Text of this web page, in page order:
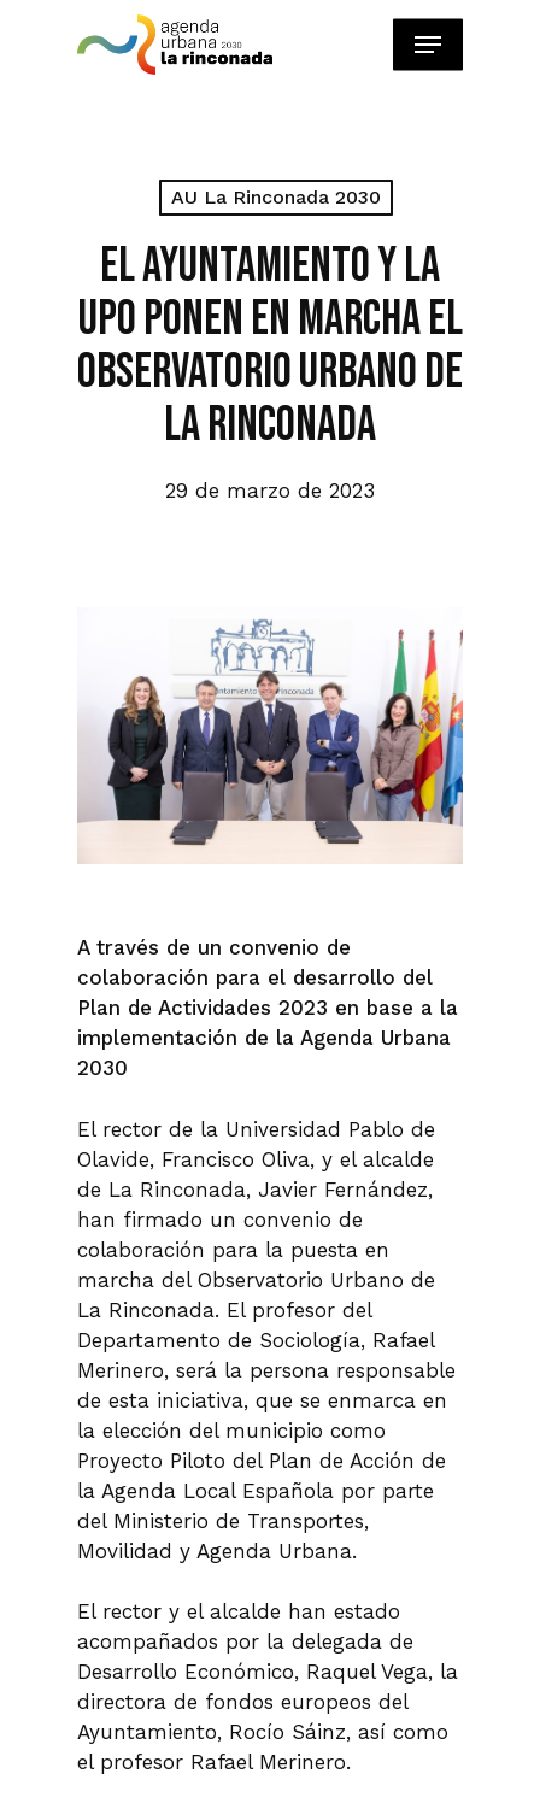
Menu
AU La Rinconada 2030
El Ayuntamiento y la
UPO ponen en marcha el
Observatorio Urbano de
La Rinconada
29 de marzo de 2023
A través de un convenio de
colaboración para el desarrollo del
Plan de Actividades 2023 en base a la
implementación de la Agenda Urbana
2030
El rector de la Universidad Pablo de
Olavide, Francisco Oliva, y el alcalde
de La Rinconada, Javier Fernández,
han firmado un convenio de
colaboración para la puesta en
marcha del Observatorio Urbano de
La Rinconada. El profesor del
Departamento de Sociología, Rafael
Merinero, será la persona responsable
de esta iniciativa, que se enmarca en
la elección del municipio como
Proyecto Piloto del Plan de Acción de
la Agenda Local Española por parte
del Ministerio de Transportes,
Movilidad y Agenda Urbana.
El rector y el alcalde han estado
acompañados por la delegada de
Desarrollo Económico, Raquel Vega, la
directora de fondos europeos del
Ayuntamiento, Rocío Sáinz, así como
el profesor Rafael Merinero.